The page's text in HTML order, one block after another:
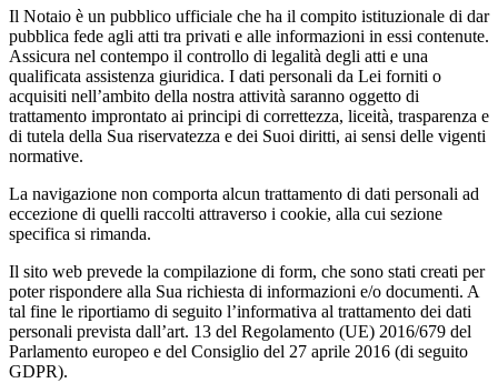
Il Notaio è un pubblico ufficiale che ha il compito istituzionale di dar
pubblica fede agli atti tra privati e alle informazioni in essi contenute.
Assicura nel contempo il controllo di legalità degli atti e una
qualificata assistenza giuridica. I dati personali da Lei forniti o
acquisiti nell’ambito della nostra attività saranno oggetto di
trattamento improntato ai principi di correttezza, liceità, trasparenza e
di tutela della Sua riservatezza e dei Suoi diritti, ai sensi delle vigenti
normative.
La navigazione non comporta alcun trattamento di dati personali ad
eccezione di quelli raccolti attraverso i cookie, alla cui sezione
specifica si rimanda.
Il sito web prevede la compilazione di form, che sono stati creati per
poter rispondere alla Sua richiesta di informazioni e/o documenti. A
tal fine le riportiamo di seguito l’informativa al trattamento dei dati
personali prevista dall’art. 13 del Regolamento (UE) 2016/679 del
Parlamento europeo e del Consiglio del 27 aprile 2016 (di seguito
GDPR).